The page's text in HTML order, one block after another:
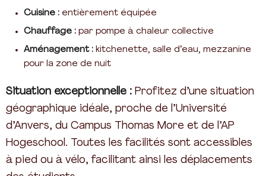
Cuisine : entièrement équipée
Chauffage : par pompe à chaleur collective
Aménagement : kitchenette, salle d’eau, mezzanine
pour la zone de nuit
Situation exceptionnelle : Profitez d’une situation
géographique idéale, proche de l’Université
d’Anvers, du Campus Thomas More et de l’AP
Hogeschool. Toutes les facilités sont accessibles
à pied ou à vélo, facilitant ainsi les déplacements